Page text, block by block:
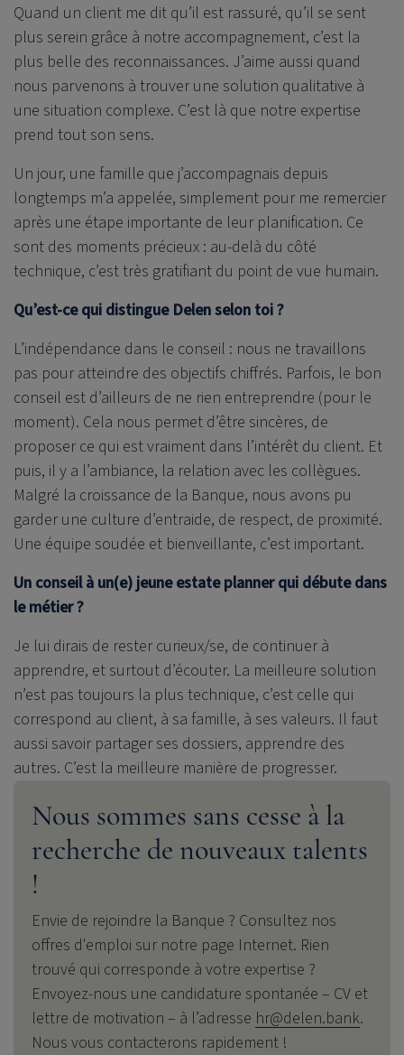
Quand un client me dit qu’il est rassuré, qu’il se sent
plus serein grâce à notre accompagnement, c’est la
plus belle des reconnaissances. J’aime aussi quand
nous parvenons à trouver une solution qualitative à
une situation complexe. C’est là que notre expertise
prend tout son sens.
Un jour, une famille que j’accompagnais depuis
longtemps m’a appelée, simplement pour me remercier
après une étape importante de leur planification. Ce
sont des moments précieux : au-delà du côté
technique, c’est très gratifiant du point de vue humain.
Qu’est-ce qui distingue Delen selon toi ?
L’indépendance dans le conseil : nous ne travaillons
pas pour atteindre des objectifs chiffrés. Parfois, le bon
conseil est d’ailleurs de ne rien entreprendre (pour le
moment). Cela nous permet d’être sincères, de
proposer ce qui est vraiment dans l’intérêt du client. Et
puis, il y a l’ambiance, la relation avec les collègues.
Malgré la croissance de la Banque, nous avons pu
garder une culture d’entraide, de respect, de proximité.
Une équipe soudée et bienveillante, c’est important.
Un conseil à un(e) jeune estate planner qui débute dans
le métier ?
Je lui dirais de rester curieux/se, de continuer à
apprendre, et surtout d’écouter. La meilleure solution
n’est pas toujours la plus technique, c’est celle qui
correspond au client, à sa famille, à ses valeurs. Il faut
aussi savoir partager ses dossiers, apprendre des
autres. C’est la meilleure manière de progresser.
Nous sommes sans cesse à la
recherche de nouveaux talents
!
Envie de rejoindre la Banque ? Consultez nos
offres d'emploi sur notre page Internet. Rien
trouvé qui corresponde à votre expertise ?
Envoyez-nous une candidature spontanée – CV et
lettre de motivation – à l’adresse hr@delen.bank.
Nous vous contacterons rapidement !